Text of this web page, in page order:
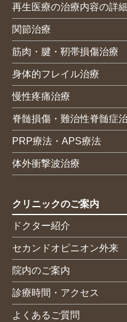
再生医療の治療内容の詳
関節治療
筋肉・腱・靭帯損傷治療
身体的フレイル治療
慢性疼痛治療
脊髄損傷・難治性脊髄症
PRP療法・APS療法
体外衝撃波治療
クリニックのご案内
ドクター紹介
セカンドオピニオン外来
院内のご案内
診療時間・アクセス
よくあるご質問